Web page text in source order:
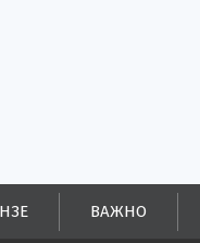
ВАЖНО